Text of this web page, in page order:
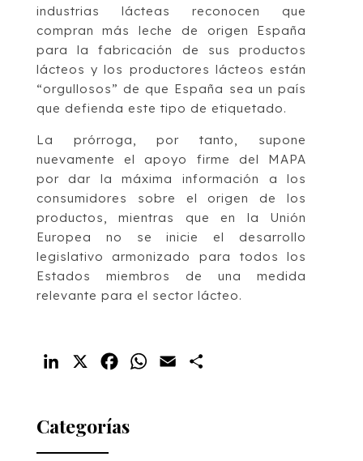
industrias lácteas reconocen que
compran más leche de origen España
para la fabricación de sus productos
lácteos y los productores lácteos están
“orgullosos” de que España sea un país
que defienda este tipo de etiquetado.
La prórroga, por tanto, supone
nuevamente el apoyo firme del MAPA
por dar la máxima información a los
consumidores sobre el origen de los
productos, mientras que en la Unión
Europea no se inicie el desarrollo
legislativo armonizado para todos los
Estados miembros de una medida
relevante para el sector lácteo.
LinkedIn FacebookWhatsApp
Email
Categorías